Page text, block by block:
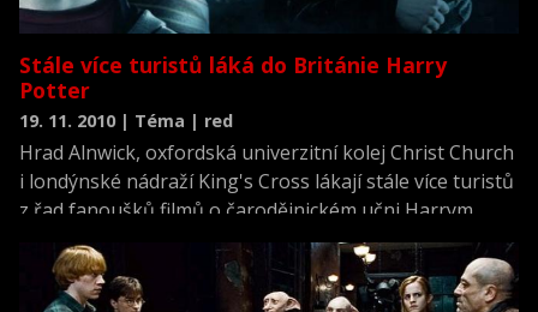
Stále více turistů láká do Británie Harry
Potter
19. 11. 2010 | Téma | red
Hrad Alnwick, oxfordská univerzitní kolej Christ Church
i londýnské nádraží King's Cross lákají stále více turistů
z řad fanoušků filmů o čarodějnickém učni Harrym
Potterovi. V rámci zvýšení turistického ruchu se místa z
filmů objevují také ve speciálním online průvodci, který
pro fanoušky připravily britské úřady.